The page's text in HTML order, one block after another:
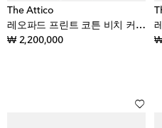
The Attico
레오파드 프린트 코튼 비치 커버업
₩ 2,200,000original price ₩